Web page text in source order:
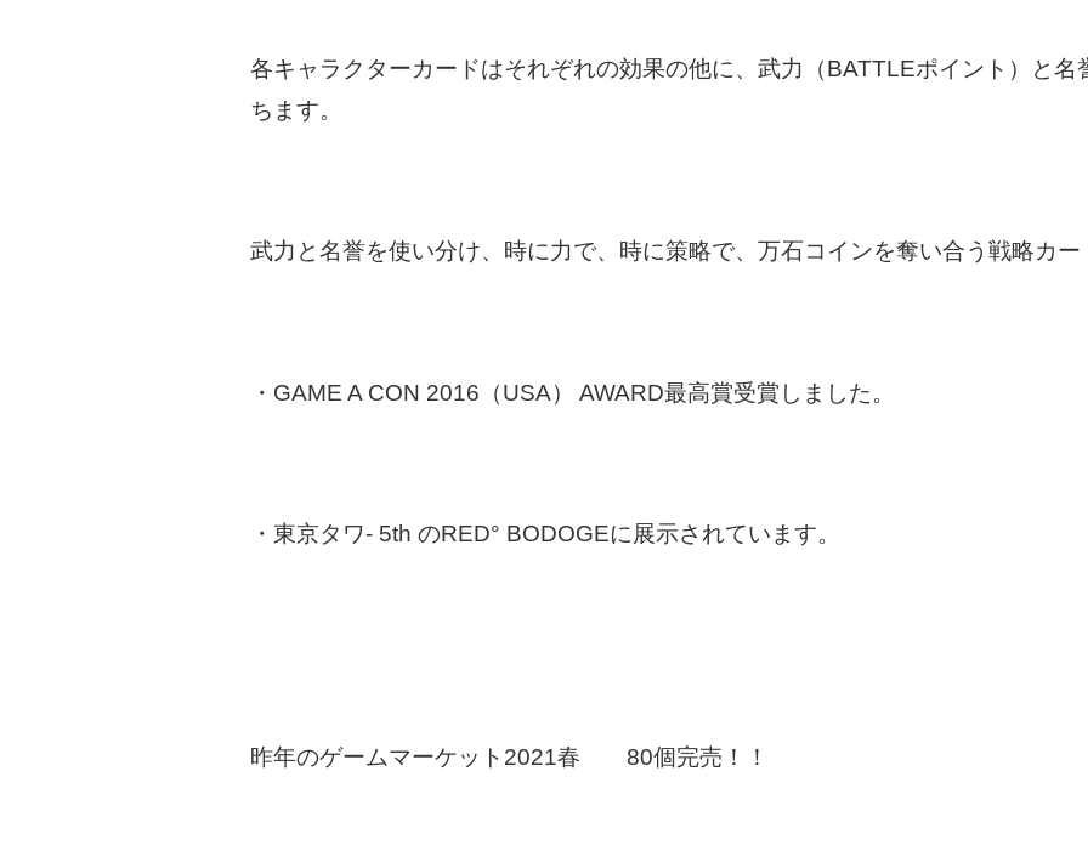
各キャラクターカードはそれぞれの効果の他に、武力（BATTLEポイント）と
ちます。
武力と名誉を使い分け、時に力で、時に策略で、万石コインを奪い合う戦略カー
・GAME A CON 2016（USA） AWARD最高賞受賞しました。
・東京タワ- 5th のRED° BODOGEに展示されています。
昨年のゲームマーケット2021春 80個完売！！